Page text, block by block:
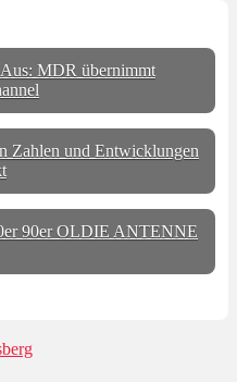
MDR übernimmt
Zahlen und Entwicklungen
90er OLDIE ANTENNE